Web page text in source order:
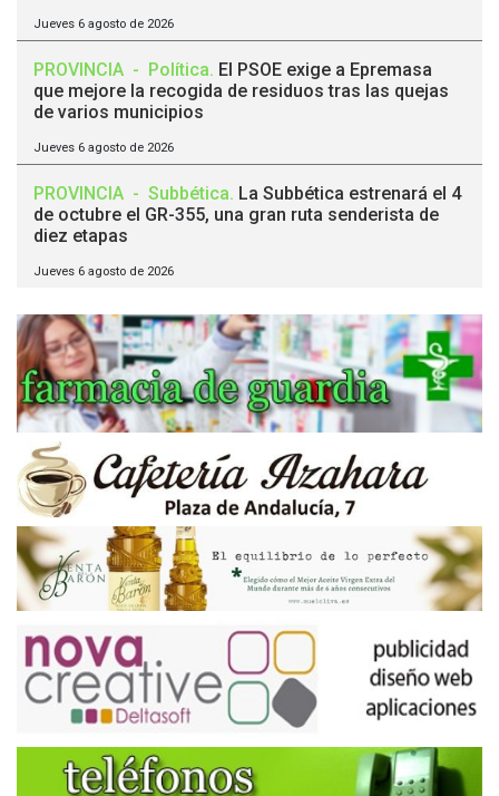
Jueves 6 agosto de 2026
PROVINCIA - Política. El PSOE exige a Epremasa
que mejore la recogida de residuos tras las quejas
de varios municipios
Jueves 6 agosto de 2026
PROVINCIA - Subbética. La Subbética estrenará el 4
de octubre el GR-355, una gran ruta senderista de
diez etapas
Jueves 6 agosto de 2026